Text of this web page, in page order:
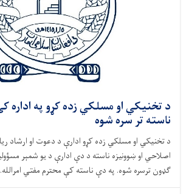
د تخنیکي او مسلکي زده کړو په اداره
ناسته تر سره شوه
د تخنیکي او مسلکي زده کړو ادارې د دعوت او ارشاد
اصلاحي او ښوونیزه ناسته د دې ادارې د یو شمېر
ګډون ترسره شوه. په دې ناسته کې محترم مفتي